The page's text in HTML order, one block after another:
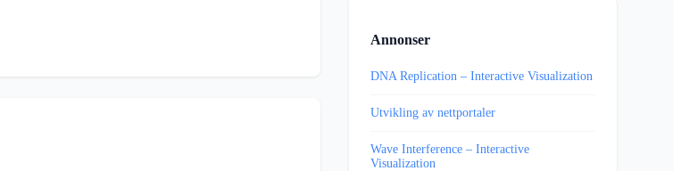
Annonser
DNA Replication – Interactive Visualization
Utvikling av nettportaler
Wave Interference – Interactive
Visualization